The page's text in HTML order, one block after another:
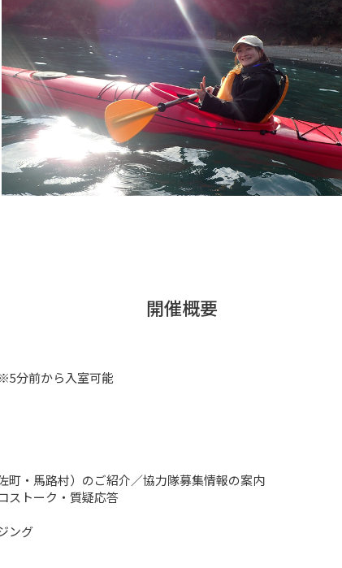
開催概要
分前から入室可能
町・馬路村）のご紹介／協力隊募集情報の案内
ストーク・質疑応答
ング